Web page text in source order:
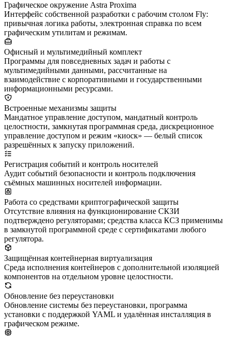
Графическое окружение Astra Proxima
Интерфейс собственной разработки с рабочим столом Fly:
привычная логика работы, электронная справка по всем
графическим утилитам и режимам.
Офисный и мультимедийный комплект
Программы для повседневных задач и работы с
мультимедийными данными, рассчитанные на
взаимодействие с корпоративными и государственными
информационными ресурсами.
Встроенные механизмы защиты
Мандатное управление доступом, мандатный контроль
целостности, замкнутая программная среда, дискреционное
управление доступом и режим «киоск» — белый список
разрешённых к запуску приложений.
Регистрация событий и контроль носителей
Аудит событий безопасности и контроль подключения
съёмных машинных носителей информации.
Работа со средствами криптографической защиты
Отсутствие влияния на функционирование СКЗИ
подтверждено регуляторами; средства класса КСЗ применимы
в замкнутой программной среде с сертификатами любого
регулятора.
Защищённая контейнерная виртуализация
Среда исполнения контейнеров с дополнительной изоляцией
компонентов на отдельном уровне целостности.
Обновление без переустановки
Обновление системы без переустановки, программа
установки с поддержкой YAML и удалённая инсталляция в
графическом режиме.